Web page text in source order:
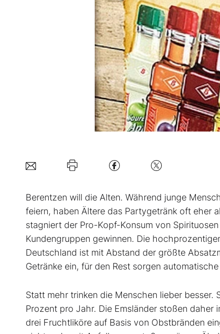
Folgen Sie uns
Kontakt
Berentzen will die Alten. Während junge
feiern, haben Ältere das Partygetränk oft eher
stagniert der Pro-Kopf-Konsum von
Kundengruppen gewinnen. Die
Deutschland ist mit Abstand der größte
Getränke ein, für den Rest sorgen
Statt mehr trinken die Menschen lieber besser.
Prozent pro Jahr. Die Emsländer stoßen daher
drei Fruchtliköre auf Basis von Obstbränden